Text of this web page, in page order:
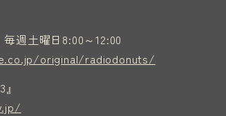
週土曜日8:00～12:00
original/radiodonuts/